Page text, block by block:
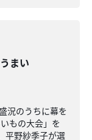
まい
況のうちに幕を
もの大会」を
平野紗季子が選